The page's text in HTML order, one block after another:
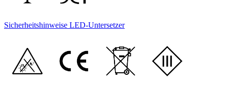
Sicherheitshinweise LED-Untersetzer